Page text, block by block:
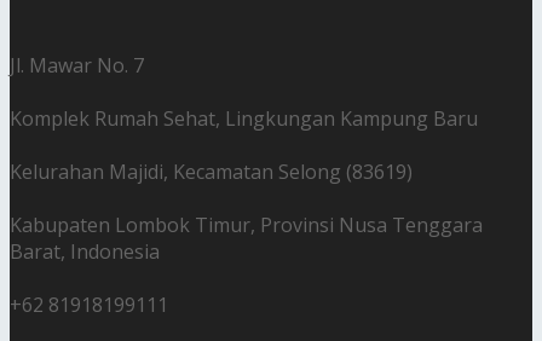
Jl. Mawar No. 7
Komplek Rumah Sehat, Lingkungan Kampung Baru
Kelurahan Majidi, Kecamatan Selong (83619)
Kabupaten Lombok Timur, Provinsi Nusa Tenggara
Barat, Indonesia
+62 81918199111